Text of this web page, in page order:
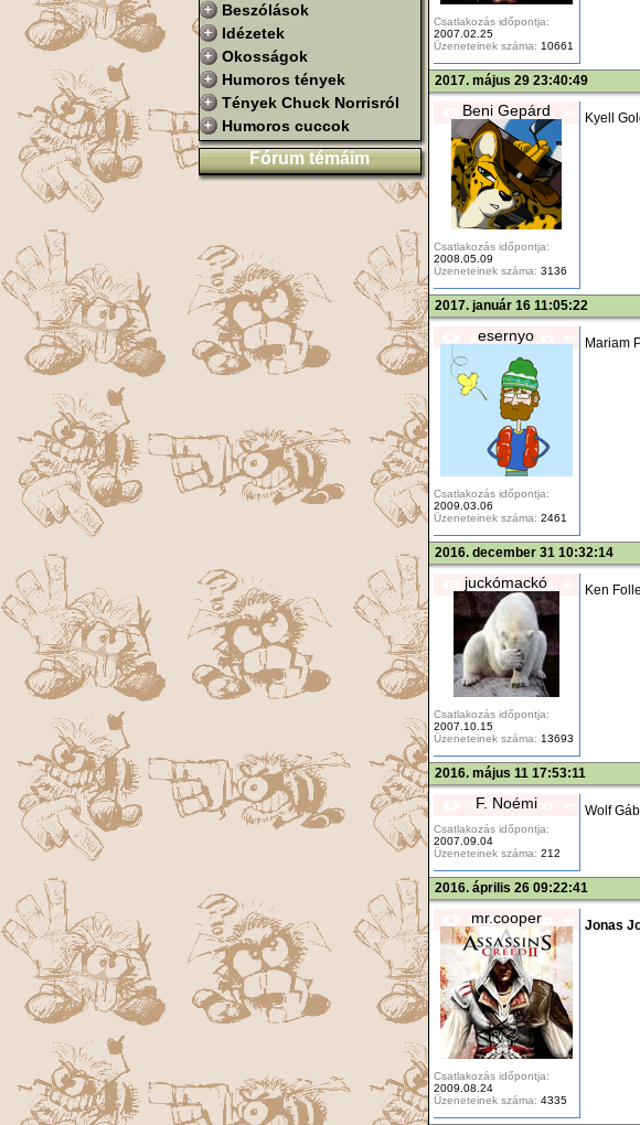
Beszólások
Idézetek
Okosságok
Humoros tények
Tények Chuck Norrisról
Humoros cuccok
Fórum témáim
Csatlakozás időpontja:
2007.02.25
Üzeneteinek száma: 10661
2017. május 29 23:40:49
Beni Gepárd
Csatlakozás időpontja:
2008.05.09
Üzeneteinek száma: 3136
Kyell
2017. január 16 11:05:22
esernyo
Csatlakozás időpontja:
2009.03.06
Üzeneteinek száma: 2461
Mariam
2016. december 31 10:32:14
juckómackó
Csatlakozás időpontja:
2007.10.15
Üzeneteinek száma: 13693
Ken
2016. május 11 17:53:11
F. Noémi
Csatlakozás időpontja:
2007.09.04
Üzeneteinek száma: 212
Wolf
2016. április 26 09:22:41
mr.cooper
Csatlakozás időpontja:
2009.08.24
Üzeneteinek száma: 4335
Jonas